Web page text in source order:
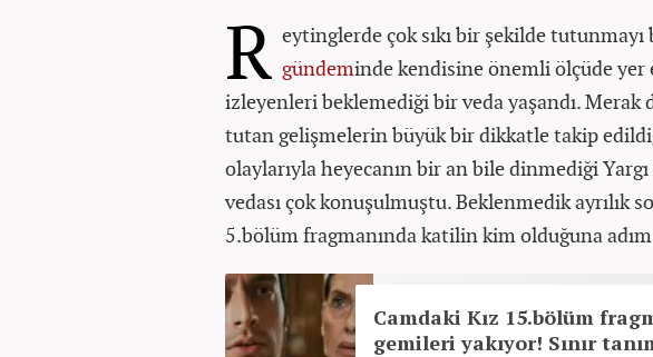
R eytinglerde çok sıkı bir şekilde
gündeminde kendisine önemli ölçüde yer
izleyenleri beklemediği bir veda yaşandı. Merak
tutan gelişmelerin büyük bir dikkatle takip
olaylarıyla heyecanın bir an bile dinmediği
vedası çok konuşulmuştu. Beklenmedik ayrılık
5.bölüm fragmanında katilin kim olduğuna adım
Camdaki Kız 15.bölüm
gemileri yakıyor! Sınır